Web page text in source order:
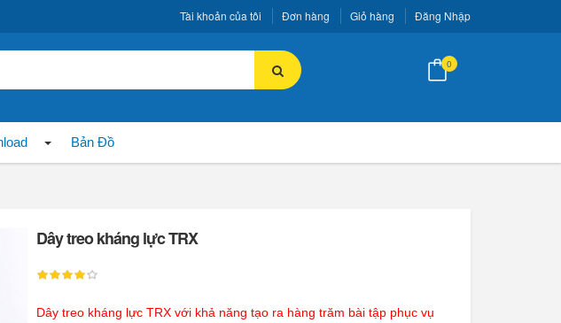
Tài khoản của tôi Đơn hàng Giỏ hàng Đăng Nhập
0
Bản Đồ
Dây treo kháng lực TRX
Dây treo kháng lực TRX với khả năng tạo ra hàng trăm bài tập phục vụ